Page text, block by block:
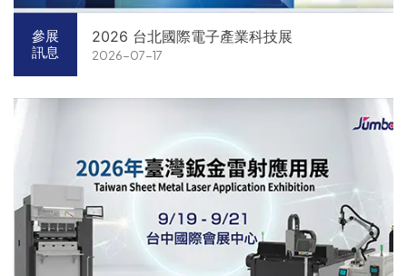
參展
訊息
2026 台北國際電子產業科技展
2026-07-17